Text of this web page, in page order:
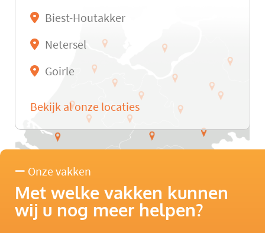
Biest-Houtakker
Netersel
Goirle
Bekijk al onze locaties
Onze vakken
Met welke vakken kunnen
wij u nog meer helpen?